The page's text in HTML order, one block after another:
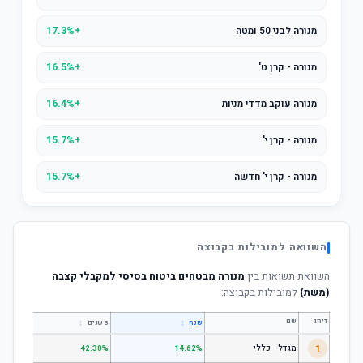
מנורה לבני 50 ומטה +17.3%
מנורה - קרן ט' +16.5%
מנורה עוקב מדדי מניות +16.4%
מנורה - קרן י' +15.7%
מנורה - קרן י' חדשה +15.7%
השוואה למובילות בקבוצה
השוואת תשואות בין מנורה מבטחים ביטוח בסיסי למקבלי קצבה
(משת) למובילות בקבוצה:
דירוג שם שנה ↕ 3 שנים ↕
1 מגדל - כללי 14.62%
42.30%